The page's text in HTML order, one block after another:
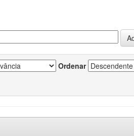
Ordenar